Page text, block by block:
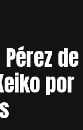
de
por